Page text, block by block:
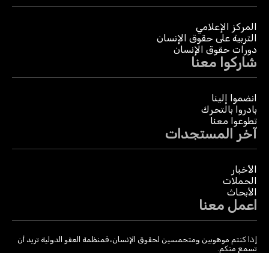
المركز الإعلامي
التربية على حقوق الإنسان
دورات حقوق الإنسان
شاركوا معنا
انضموا إلينا
بادروا بالتحرك
تطوعوا معنا
آخر المستجدات
الأخبار
الحملات
الأبحاث
اعمل معنا
إذا كنتم موهوبين ومتحمسين لحقوق الإنسان، فمنظمة العفو الدولية تريد أن
تسمع منكم.